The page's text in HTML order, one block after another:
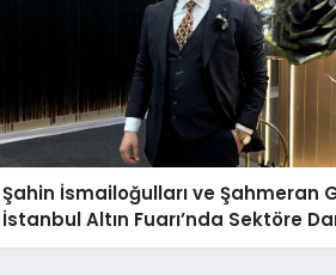
Şahin İsmailoğulları ve Şahmeran
İstanbul Altın Fuarı’nda Sektöre
Vurdu